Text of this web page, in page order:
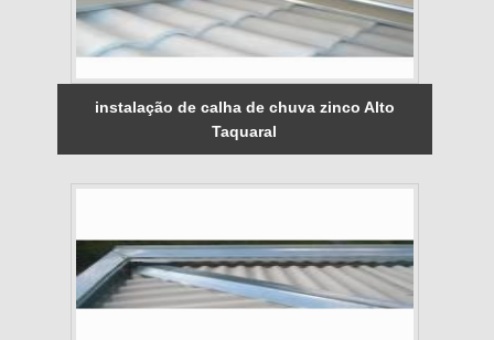
instalação de calha de chuva zinco Alto
Taquaral